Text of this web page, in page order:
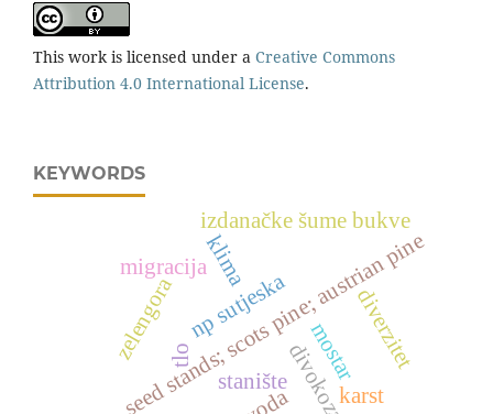
This work is licensed under a Creative Commons
Attribution 4.0 International License.
KEYWORDS
staništedivokoza
zelengora np sutjeska
migracija
seed stands; scots pine; austrian pine
karst
tlo
klima
mostar
izdanačke šume bukve
diverzitet